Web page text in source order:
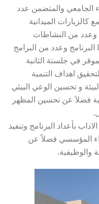
الجامعي والمتضمن عدد
الميدانية
وعدد من النشاطات
وعدد من البرامج
في جلستة الثانية
اهداف التنمية
و تحسين الوعي البيئي
فضلاَ عن تحسين المظهر
بأعداد البرنامج وتنفيذ
المؤسسي فضلاً عن
والوظيفية.